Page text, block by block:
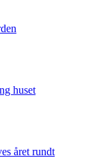
huset
året rundt